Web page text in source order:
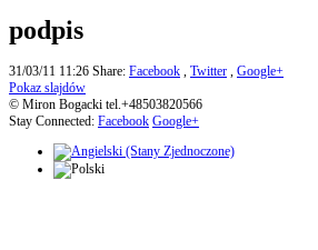
podpis
31/03/11 11:26 Share: Facebook , Twitter , Google+
Pokaz slajdów
© Miron Bogacki tel.+48503820566
Stay Connected: Facebook Google+